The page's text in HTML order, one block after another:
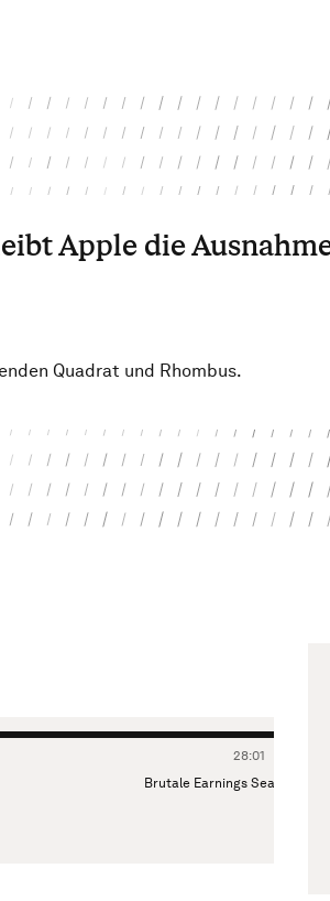
Apple die
28:01
Brutale Earnings Season für Big